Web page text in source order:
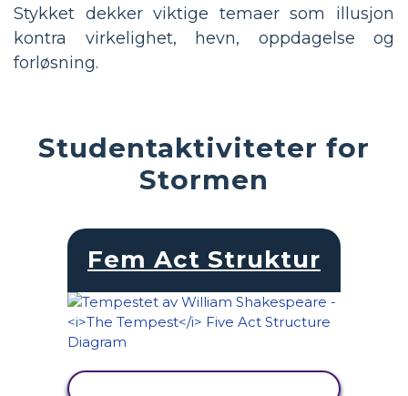
Stykket dekker viktige temaer som illusjon
kontra virkelighet, hevn, oppdagelse og
forløsning.
Studentaktiviteter for
Stormen
Fem Act Struktur